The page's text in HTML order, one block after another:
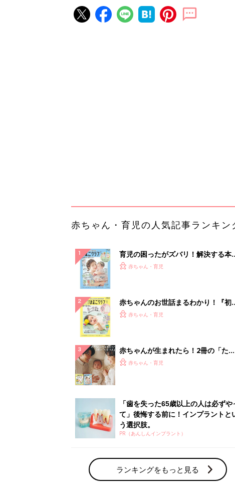
て」後悔する前に！インプラントとい
う選択肢。
PR（あんしんインプラント）
ランキングをもっと見る
赤ちゃん・育児の人気テーマ
育児日記・マンガ